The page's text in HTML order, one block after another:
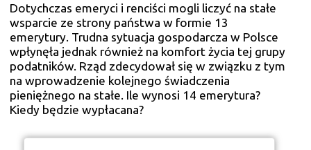
Dotychczas emeryci i renciści mogli liczyć na stałe
wsparcie ze strony państwa w formie 13
emerytury. Trudna sytuacja gospodarcza w Polsce
wpłynęła jednak również na komfort życia tej grupy
podatników. Rząd zdecydował się w związku z tym
na wprowadzenie kolejnego świadczenia
pieniężnego na stałe. Ile wynosi 14 emerytura?
Kiedy będzie wypłacana?